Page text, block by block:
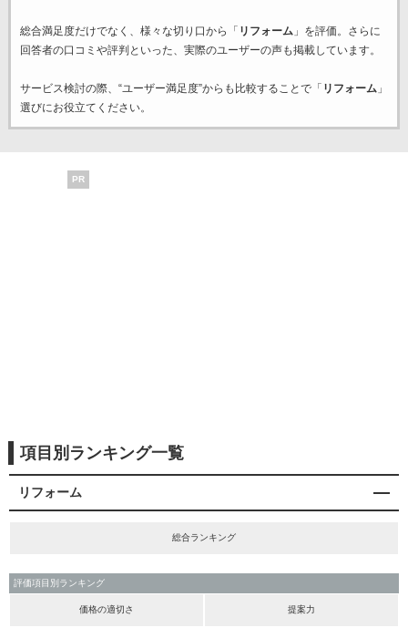
総合満足度だけでなく、様々な切り口から「 リフォーム」を評価。さらに
回答者の口コミや評判といった、実際のユーザーの声も掲載しています。
サービス検討の際、“ユーザー満足度”からも比較することで「 リフォーム」
選びにお役立てください。
PR
項目別ランキング一覧
リフォーム
総合ランキング
評価項目別ランキング
価格の適切さ 提案力